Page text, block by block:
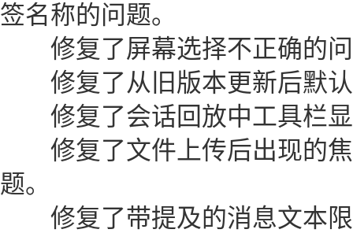
签名称的问题。
修复了屏幕选择不正确的
修复了从旧版本更新后默认
修复了会话回放中工具栏显
修复了文件上传后出现的焦
题。
修复了带提及的消息文本限